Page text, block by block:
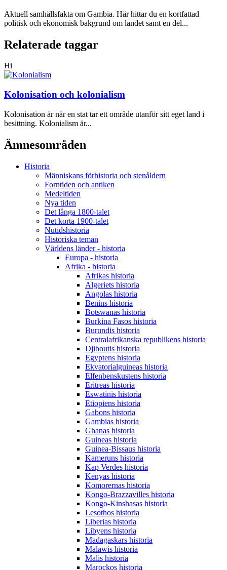
Aktuell samhällsfakta om Gambia. Här hittar du en kortfattad
politisk och ekonomisk bakgrund om landet samt en del...
Relaterade taggar
Hi
Kolonisation och kolonialism
Kolonisation är när en stat tar ett område utanför sitt eget land i
besittning. Kolonialism är...
Ämnesområden
Historia
Människans förhistoria och stenåldern
Forntiden och antiken
Medeltiden
Nya tiden
Det långa 1800-talet
Det korta 1900-talet
Nutidshistoria
Historiska teman
Världens länder - historia
Europa - historia
Afrika - historia
Afrikas historia
Algeriets historia
Angolas historia
Benins historia
Botswanas historia
Burkina Fasos historia
Burundis historia
Centralafrikanska republikens historia
Djiboutis historia
Egyptens historia
Ekvatorialguineas historia
Elfenbenskustens historia
Eritreas historia
Eswatinis historia
Etiopiens historia
Gabons historia
Gambias historia
Ghanas historia
Guineas historia
Guinea-Bissaus historia
Kameruns historia
Kap Verdes historia
Kenyas historia
Komorernas historia
Kongo-Brazzavilles historia
Kongo-Kinshasas historia
Lesothos historia
Liberias historia
Libyens historia
Madagaskars historia
Malawis historia
Malis historia
Marockos historia